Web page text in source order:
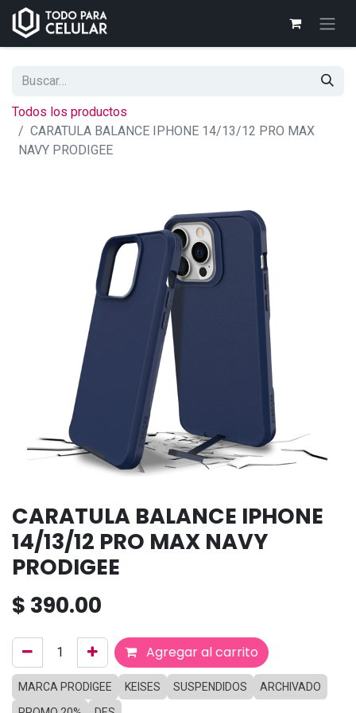
Todos los productos
CARATULA BALANCE IPHONE 14/13/12 PRO MAX
NAVY PRODIGEE
CARATULA BALANCE IPHONE
14/13/12 PRO MAX NAVY
PRODIGEE
$ 390.00
Agregar al carrito
MARCA PRODIGEE KEISES SUSPENDIDOS
ARCHIVADO